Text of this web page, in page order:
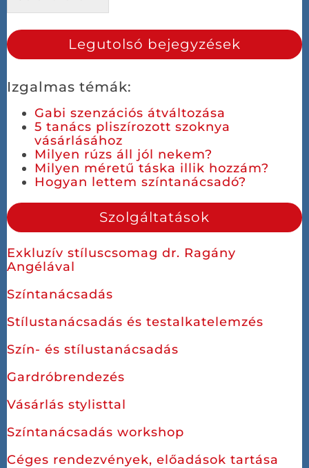
Legutolsó bejegyzések
Izgalmas témák:
Gabi szenzációs átváltozása
5 tanács pliszírozott szoknya
vásárlásához
Milyen rúzs áll jól nekem?
Milyen méretű táska illik hozzám?
Hogyan lettem színtanácsadó?
Szolgáltatások
Exkluzív stíluscsomag dr. Ragány
Angélával
Színtanácsadás
Stílustanácsadás és testalkatelemzés
Szín- és stílustanácsadás
Gardróbrendezés
Vásárlás stylisttal
Színtanácsadás workshop
Céges rendezvények, előadások tartása